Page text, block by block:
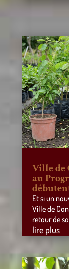
Ville de
au
Et si un
Ville de
retour de
lire plus